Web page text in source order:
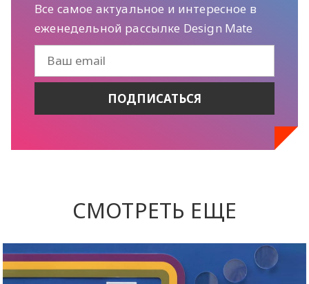
Все самое актуальное и интересное в
еженедельной рассылке Design Mate
СМОТРЕТЬ ЕЩЕ